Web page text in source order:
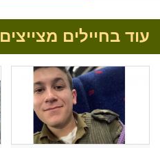
עוד בחיילים מצייצים